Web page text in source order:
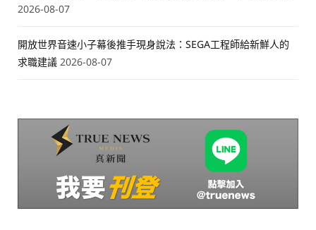
2026-08-07
開放世界音速小子幕後推手現身說法：SEGA工程師給新鮮人的
求職建議 2026-08-07